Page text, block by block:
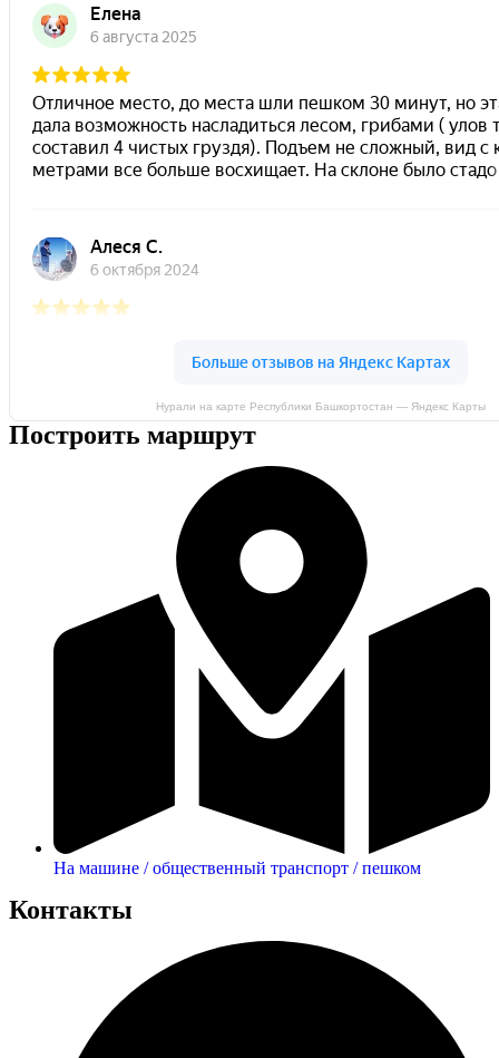
Нурали на карте Республики Башкортостан — Яндекс Карты
Построить маршрут
На машине / общественный транспорт / пешком
Контакты